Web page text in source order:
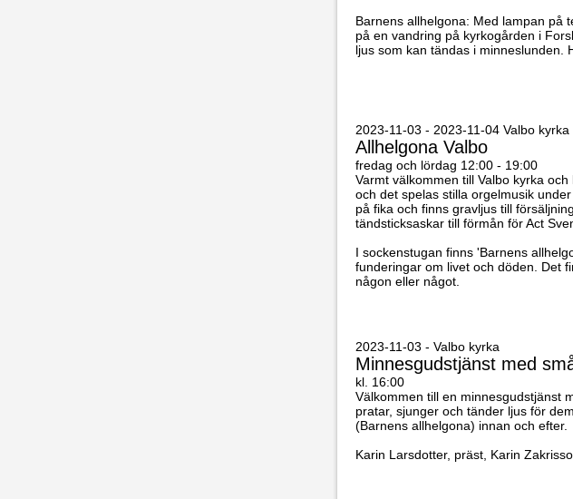
Barnens allhelgona: Med lampan på
på en vandring på kyrkogården i
ljus som kan tändas i minneslunden.
2023-11-03 - 2023-11-04 Valbo
Allhelgona Valbo
fredag och lördag 12:00 - 19:00
Varmt välkommen till Valbo kyrka
och det spelas stilla orgelmusik
på fika och finns gravljus till
tändsticksaskar till förmån för Act
I sockenstugan finns 'Barnens
funderingar om livet och döden. Det
någon eller något.
2023-11-03 - Valbo kyrka
Minnesgudstjänst med
kl. 16:00
Välkommen till en minnesgudstjänst
pratar, sjunger och tänder ljus för
(Barnens allhelgona) innan och efter.
Karin Larsdotter, präst, Karin